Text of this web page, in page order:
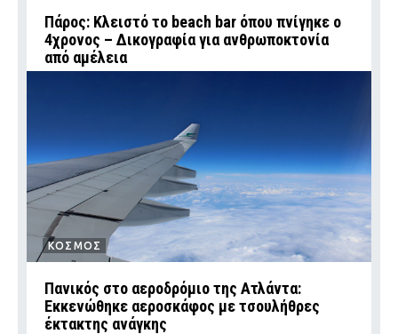
Πάρος: Κλειστό το beach bar όπου πνίγηκε ο
4χρονος – Δικογραφία για ανθρωποκτονία
από αμέλεια
ΚΟΣΜΟΣ
Πανικός στο αεροδρόμιο της Ατλάντα:
Εκκενώθηκε αεροσκάφος με τσουλήθρες
έκτακτης ανάγκης